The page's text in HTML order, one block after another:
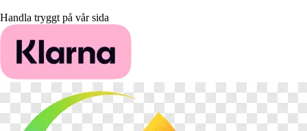
Handla tryggt på vår sida